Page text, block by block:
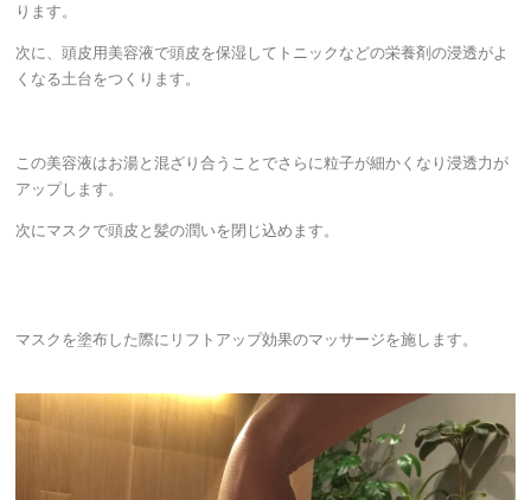
ります。
次に、頭皮用美容液で頭皮を保湿してトニックなどの栄養剤の浸透がよ
くなる土台をつくります。
この美容液はお湯と混ざり合うことでさらに粒子が細かくなり浸透力が
アップします。
次にマスクで頭皮と髪の潤いを閉じ込めます。
マスクを塗布した際にリフトアップ効果のマッサージを施します。